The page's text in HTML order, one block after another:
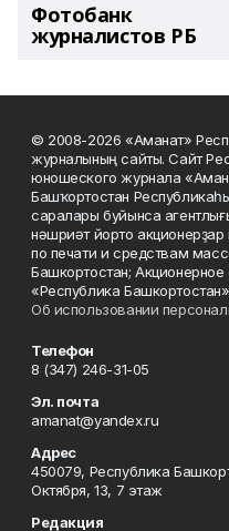
Фотобанк
журналистов РБ
© 2008-2026 «Аманат»
журналының сайты. Сайт
юношеского журнала
Башҡортостан
саралары буйынса
нәшриәт йорто акционерҙар
по печати и средствам
Башкортостан;
«Республика
Об использовании
Телефон
8 (347) 246-31-05
Эл. почта
amanat@yandex.ru
Адрес
450079, Республика
Октября, 13, 7 этаж
Редакция